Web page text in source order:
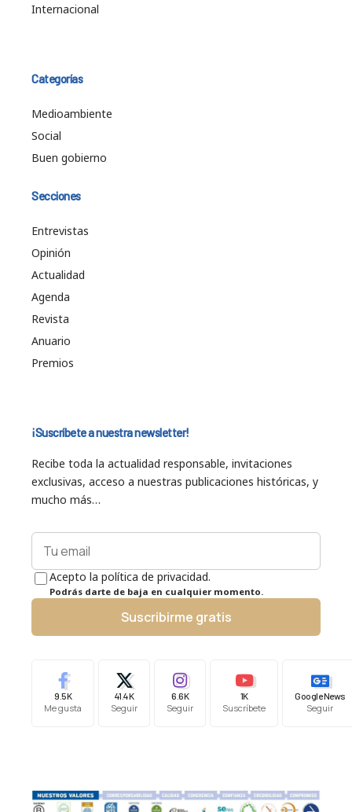
Internacional
Categorías
Medioambiente
Social
Buen gobierno
Secciones
Entrevistas
Opinión
Actualidad
Agenda
Revista
Anuario
Premios
¡Suscríbete a nuestra newsletter!
Recibe toda la actualidad responsable, invitaciones
exclusivas, acceso a nuestras publicaciones históricas, y
mucho más…
Acepto la política de privacidad.
Podrás darte de baja en cualquier momento.
Suscribirme gratis
9.5K
Me gusta
41.4K
Seguir
6.6K
Seguir
1K
Suscríbete
Google News
Seguir